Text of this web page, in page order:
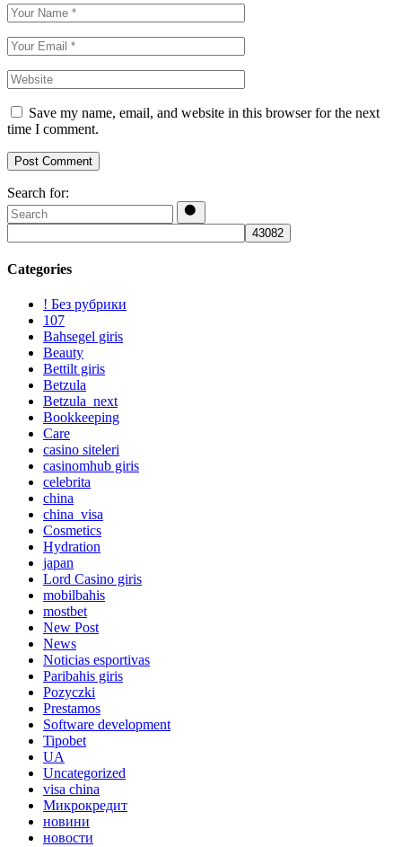
Save my name, email, and website in this browser for the next
time I comment.
Post Comment
Search for:
Categories
! Без рубрики
107
Bahsegel giris
Beauty
Bettilt giris
Betzula
Betzula_next
Bookkeeping
Care
casino siteleri
casinomhub giris
celebrita
china
china_visa
Cosmetics
Hydration
japan
Lord Сasino giris
mobilbahis
mostbet
New Post
News
Noticias esportivas
Paribahis giris
Pozyczki
Prestamos
Software development
Tipobet
UA
Uncategorized
visa china
Микрокредит
новини
новости